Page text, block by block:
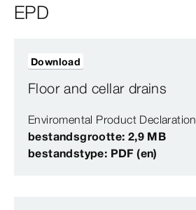
EPD
Floor and cellar drains
Enviromental Product Declaration
bestandsgrootte: 2,9 MB
bestandstype: PDF (en)
Download